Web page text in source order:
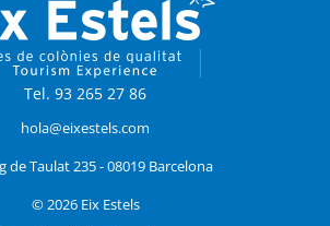
Tel. 93 265 27 86
hola@eixestels.com
de Taulat 235 - 08019 Barcelona
© 2026 Eix Estels